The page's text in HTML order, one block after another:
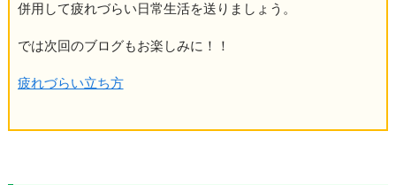
併用して疲れづらい日常生活を送りましょう。
では次回のブログもお楽しみに！！
疲れづらい立ち方